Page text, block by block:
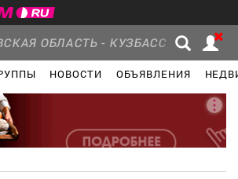
ОБЛАСТЬ - КУЗБАСС
НОВОСТИ ОБЪЯВЛЕНИЯ
Группы Новости